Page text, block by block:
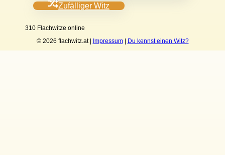
Zufälliger Witz
310 Flachwitze online
© 2026 flachwitz.at | Impressum| Du kennst einen Witz?